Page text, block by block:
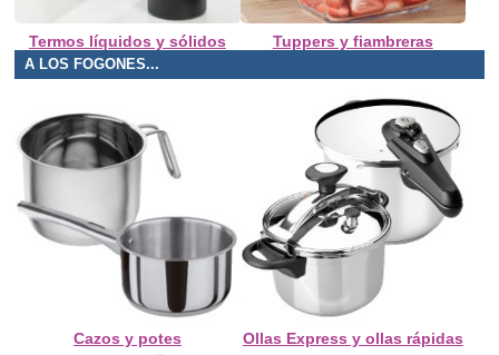
Termos líquidos y sólidos Tuppers y fiambreras
A LOS FOGONES...
Cazos y potes Ollas Express y ollas rápidas